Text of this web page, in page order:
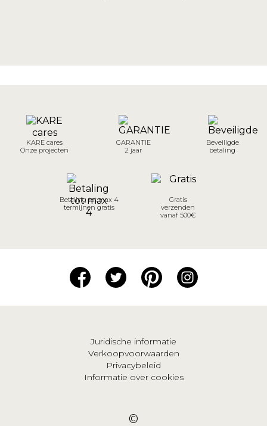
KARE cares
Onze projecten
GARANTIE
2 jaar
Beveiligde
betaling
Betaling tot max 4
termijnen gratis
Gratis
verzenden
vanaf 500€
Juridische informatie
Verkoopvoorwaarden
Privacybeleid
Informatie over cookies
©